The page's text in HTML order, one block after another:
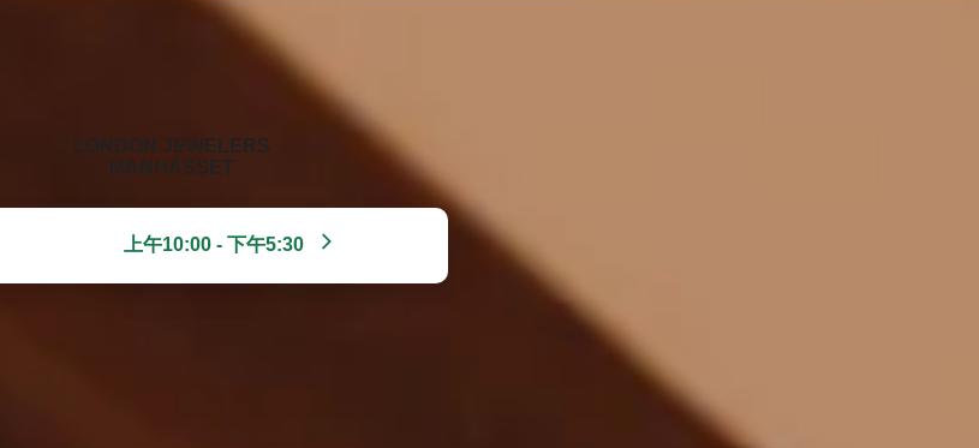
‭LONDON JEWELERS
MANHASSET‬
上午10:00 - 下午5:30